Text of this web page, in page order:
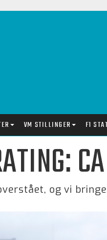
VM STILLINGER F1
og vi